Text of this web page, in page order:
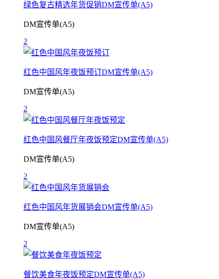
绿色复古精选年货促销DM宣传单(A5)
DM宣传单(A5)
2
红色中国风年夜饭预订DM宣传单(A5)
DM宣传单(A5)
2
红色中国风餐厅年夜饭预定DM宣传单(A5)
DM宣传单(A5)
2
红色中国风年货展销会DM宣传单(A5)
DM宣传单(A5)
2
餐饮美食年夜饭预定DM宣传单(A5)